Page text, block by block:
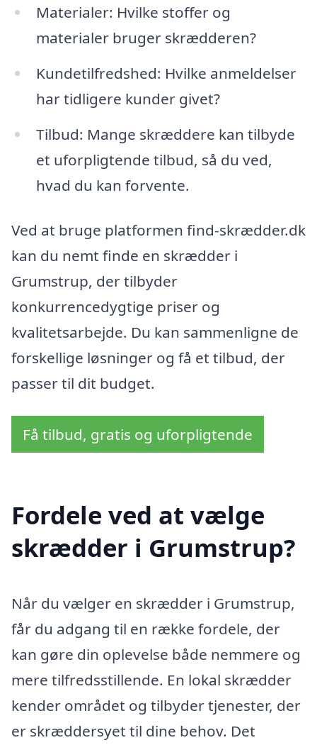
Materialer: Hvilke stoffer og
materialer bruger skrædderen?
Kundetilfredshed: Hvilke anmeldelser
har tidligere kunder givet?
Tilbud: Mange skræddere kan tilbyde
et uforpligtende tilbud, så du ved,
hvad du kan forvente.
Ved at bruge platformen find-skrædder.dk
kan du nemt finde en skrædder i
Grumstrup, der tilbyder
konkurrencedygtige priser og
kvalitetsarbejde. Du kan sammenligne de
forskellige løsninger og få et tilbud, der
passer til dit budget.
Få tilbud, gratis og uforpligtende
Fordele ved at vælge
skrædder i Grumstrup?
Når du vælger en skrædder i Grumstrup,
får du adgang til en række fordele, der
kan gøre din oplevelse både nemmere og
mere tilfredsstillende. En lokal skrædder
kender området og tilbyder tjenester, der
er skræddersyet til dine behov. Det